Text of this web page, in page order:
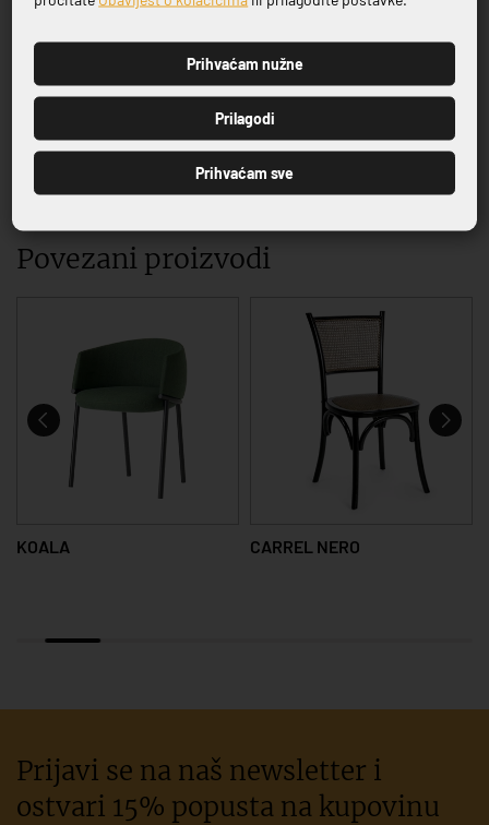
potpunog opremanja njihovih objekata na
VRHUNSKA KVALITETA PROIZVODA
Povezani proizvodi
KOALA CARREL NERO
Prijavi se na naš newsletter i
ostvari 15% popusta na kupovinu
PRIJAVI SE
Prihvaćam nužne
Prilagodi
Prihvaćam sve